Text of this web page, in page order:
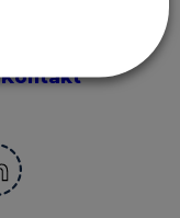
Kontakt